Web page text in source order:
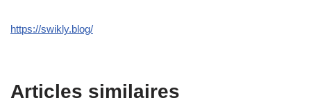
https://swikly.blog/
Articles similaires